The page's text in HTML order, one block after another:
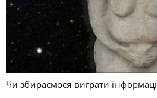
Чи збираємося виграти